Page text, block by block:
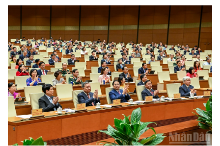
RADIO
MEDIA CENTER
E-Magazine
Video
Media Chính trị
Media Kinh tế